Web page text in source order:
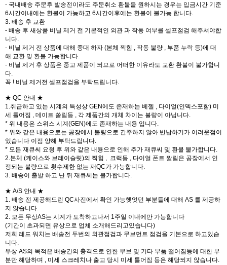
- 국내배송 주문후 발송전이라도 주문취소 환불을 원하시는 경우는 입금시간 기준
6시간이내에는 환불이 가능하고 6시간이후에는 환불이 불가능 합니다.
3. 배송 후 교환
- 배송 후 새상품 비닐 제거 전 기본적인 외관 과 작동 여부를 셀프점검 해주셔야합
니다.
- 비닐 제거 전 상품에 대해 중대 하자 (본체 찍힘 , 작동 불량 , 부품 누락 등)에 대
해 교환 및 환불 가능합니다.
- 비닐 제거 후 상품은 중고 제품이 되므로 어떠한 이유라도 교환 환불이 불가합니
다.
꼭 ! 비닐 제거전 셀프점검을 부탁드립니다.
★ QC 안내 ★
1.취급하고 있는 시계의 특성상 GEN에도 존재하는 베젤 , 다이얼(인덱스포함) 미
세 틀어짐 , 데이트 쏠림등 , 각 제품간의 개체 차이는 불량이 아닙니다.
* 위 내용은 스위스 시계(GEN)에도 존재하는 내용 입니다.
* 위와 같은 내용으로는 공장에서 불량으로 간주하지 않아 반납하기가 어려운점이
있습니다 이점 양해 부탁드립니다.
* 모든 재큐씨 요청 후 위와 같은 내용으로 인해 추가 재큐씨 및 환불 불가합니다.
2.본체 (케이스와 브레이슬릿)의 찍힘 , 크랙등 , 다이얼 폰트 짤림은 공장에서 인
정되는 불량으로 횟수제한 없는 재QC가 가능합니다.
3. 배송이 출발 하고 난 뒤 재큐씨는 불가합니다.
★ A/S 안내 ★
1. 배송 전 제공해드린 QC사진에서 확인 가능햇엇던 부분들에 대해 AS 를 제공하
지 않습니다.
2. 모든 무상AS는 시계가 도착하고나서 1주일 이내에만 가능합니다
(기간이 초과되면 유상으로 업체 소개해드리고있습니다)
저희 레드 워치는 배송전 두번의 외관점검과 무브먼트 점검을 기본으로 하고있습
니다.
무상 AS의 목적은 배송간의 충격으로 인한 무브 및 기타 부품 떨어짐등에 대한 부
분만 해당하며 , 미세 스크레치나 출고 당시 미세 틀어짐 등은 해당되지 않습니다.